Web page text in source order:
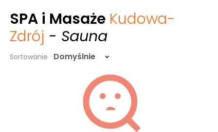
SPA i Masaże Kudowa-
Zdrój - Sauna
Sortowanie Domyślnie